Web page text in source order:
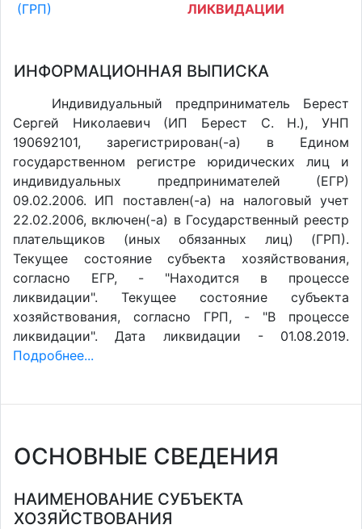
(ГРП)
ЛИКВИДАЦИИ
ИНФОРМАЦИОННАЯ ВЫПИСКА
Индивидуальный предприниматель Берест
Сергей Николаевич (ИП Берест С. Н.), УНП
190692101, зарегистрирован(-а) в Едином
государственном регистре юридических лиц и
индивидуальных предпринимателей (ЕГР)
09.02.2006. ИП поставлен(-a) на налоговый учет
22.02.2006, включен(-a) в Государственный реестр
плательщиков (иных обязанных лиц) (ГРП).
Текущее состояние субъекта хозяйствования,
согласно ЕГР, - "Находится в процессе
ликвидации". Текущее состояние субъекта
хозяйствования, согласно ГРП, - "В процессе
ликвидации". Дата ликвидации - 01.08.2019.
Подробнее...
ОСНОВНЫЕ СВЕДЕНИЯ
НАИМЕНОВАНИЕ СУБЪЕКТА
ХОЗЯЙСТВОВАНИЯ